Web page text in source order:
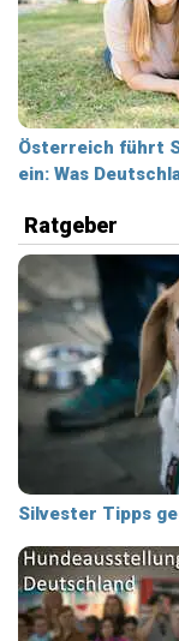
Österreich führt
ein: Was
Ratgeber
Silvester Tipps